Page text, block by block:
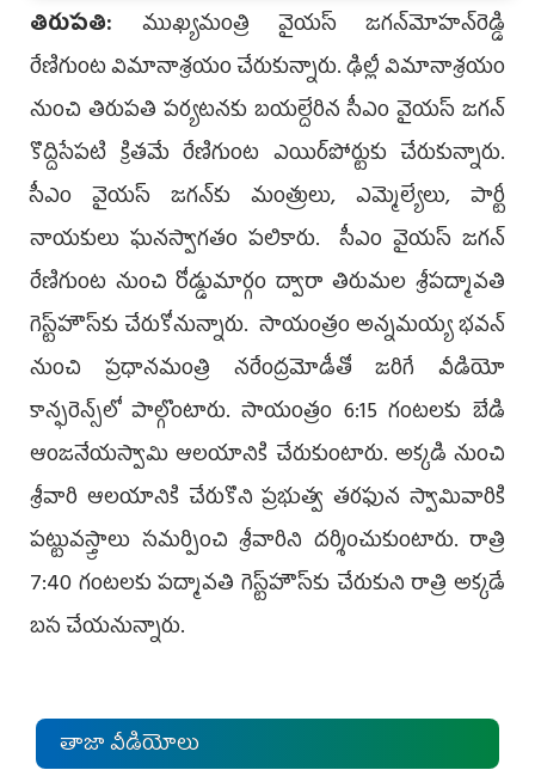
తిరుపతి: ముఖ్యమంత్రి వైయస్‌ జగన్‌మోహన్‌రెడ్డి
రేణిగుంట విమానాశ్రయం చేరుకున్నారు. ఢిల్లీ విమానాశ్రయం
నుంచి తిరుపతి పర్యటనకు బయల్దేరిన సీఎం వైయస్‌ జగన్‌
కొద్దిసేపటి క్రితమే రేణిగుంట ఎయిర్‌పోర్టుకు చేరుకున్నారు.
సీఎం వైయ‌స్ జ‌గ‌న్‌కు మంత్రులు, ఎమ్మెల్యేలు, పార్టీ
నాయ‌కులు ఘ‌న‌స్వాగ‌తం ప‌లికారు. సీఎం వైయ‌స్ జ‌గ‌న్
రేణిగుంట నుంచి రోడ్డుమార్గం ద్వారా తిరుమల శ్రీపద్మావతి
గెస్ట్‌హౌస్‌కు చేరుకోనున్నారు. సాయంత్రం అన్నమయ్య భవన్‌
నుంచి ప్రధానమంత్రి నరేంద్రమోడీతో జరిగే వీడియో
కాన్ఫరెన్స్‌లో పాల్గొంటారు. సాయంత్రం 6:15 గంటలకు బేడి
ఆంజనేయస్వామి ఆలయానికి చేరుకుంటారు. అక్కడి నుంచి
శ్రీవారి ఆలయానికి చేరుకొని ప్రభుత్వ తరఫున స్వామివారికి
పట్టువస్త్రాలు సమర్పించి శ్రీవారిని దర్శించుకుంటారు. రాత్రి
7:40 గంటలకు పద్మావతి గెస్ట్‌హౌస్‌కు చేరుకుని రాత్రి అక్కడే
బస చేయనున్నారు.
తాజా వీడియోలు